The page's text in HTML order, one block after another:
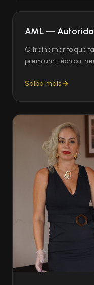
AML —
O treinamento que
premium: técnica,
Saiba mais